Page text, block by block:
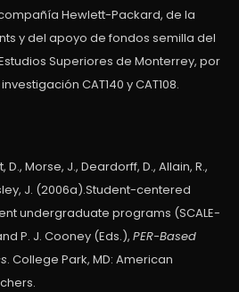
Hewlett-Packard, de la
y del apoyo de fondos semilla del
Superiores de Monterrey, por
CAT140 y CAT108.
D., Morse, J., Deardorff, D., Allain, R.,
J. (2006a).Student-centered
undergraduate programs (SCALE-
P. J. Cooney (Eds.), PER-Based
. College Park, MD: American